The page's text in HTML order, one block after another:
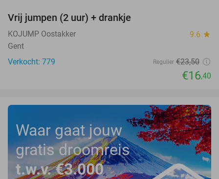
Vrij jumpen (2 uur) + drankje
KOJUMP Oostakker 9.6 star
Gent
Verkocht: 779
Regulier €23,50
€16,40
Waar gaat jouw
gratis droomreis
t.w.v. €3.000